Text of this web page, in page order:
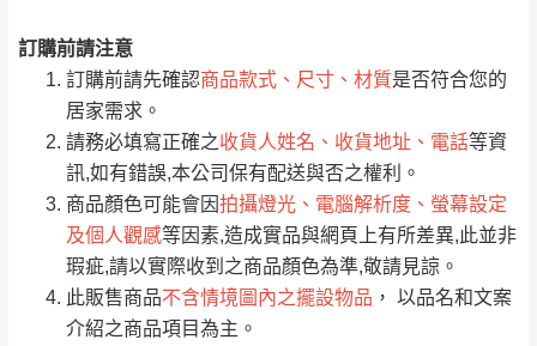
訂購前請注意
訂購前請先確認商品款式、尺寸、材質是否符合您的
居家需求。
請務必填寫正確之收貨人姓名、收貨地址、電話等資
訊,如有錯誤,本公司保有配送與否之權利。
商品顏色可能會因拍攝燈光、電腦解析度、螢幕設定
及個人觀感等因素,造成實品與網頁上有所差異,此並非
瑕疵,請以實際收到之商品顏色為準,敬請見諒。
此販售商品不含情境圖內之擺設物品 ， 以品名和文案
介紹之商品項目為主。
運 費 說 明
運送地區 運送費用
偏遠地區
（請先線上詢問 LINE
→@dershin ）
桃園 復興鄉
注意事項：
由於品項繁多，網頁無法及時更新，如有需
要購買商品，請於出發前來電或到「官方
Line客服」來信確認商品是否有「現貨」與
「金額」。
若商品價格或庫存有異常，商家有權取消訂
單。部分網路商品恕無法更改原設計或客製，敬請
見諒！
接單後二日內(不含例假日)，我們客服會與您
0/5 (0)筆
全部 依評論高至低排列
依評論低至高排列 只顯示附上圖片
只顯示附上評論